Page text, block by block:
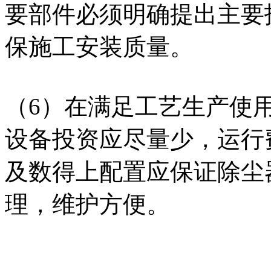
要部件必须明确提出主
保施工安装质量。
（6）在满足工艺生产
设备投资应尽量少，运
及数得上配置应保证除
理，维护方便。